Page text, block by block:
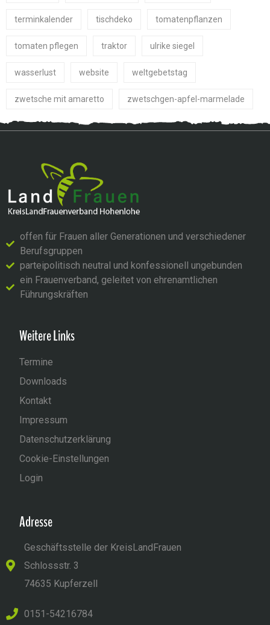
terminkalender tischdeko tomatenpflanzen
tomaten pflegen traktor ulrike siegel
wasserlust website weltgebetstag
zwetsche mit amaretto zwetschgen-apfel-marmelade
offen für Frauen aller Generationen und verschiedener
Berufsgruppen
parteipolitisch neutral und konfessionell ungebunden
ein Frauenverband, geleitet von ehrenamtlichen
Führungskräften
Weitere Links
Termine
Downloads
Kontakt
Impressum
Datenschutzerklärung
Cookie-Einstellungen
Login
Adresse
Geschäftsstelle der KreisLandFrauen
Schlossstr. 3
74635 Kupferzell
0151-54216784